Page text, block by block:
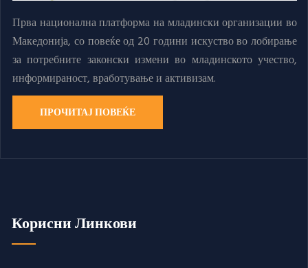
Прва национална платформа на младински организации во
Македонија, со повеќе од 20 години искуство во лобирање
за потребните законски измени во младинското учество,
информираност, вработување и активизам.
ПРОЧИТАЈ ПОВЕЌЕ
Корисни Линкови